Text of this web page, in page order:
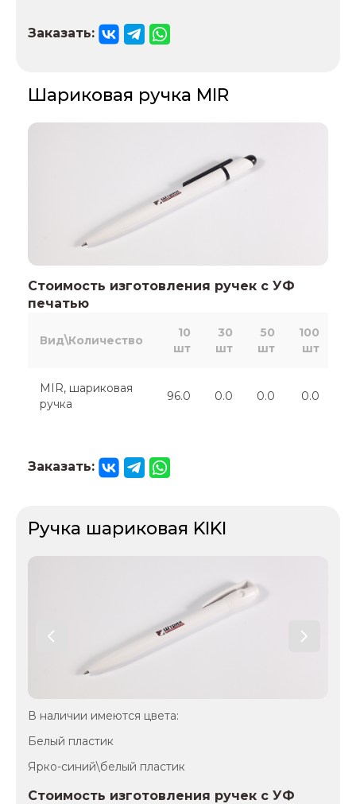
Заказать:
Шариковая ручка MIR
Стоимость изготовления ручек с УФ
печатью
Вид\Количество
10
шт
30
шт
50
шт
100
шт
MIR, шариковая
ручка
96.0 0.0 0.0 0.0
Заказать:
Ручка шариковая KIKI
В наличии имеются цвета:
Белый пластик
Ярко-синий\белый пластик
Стоимость изготовления ручек с УФ